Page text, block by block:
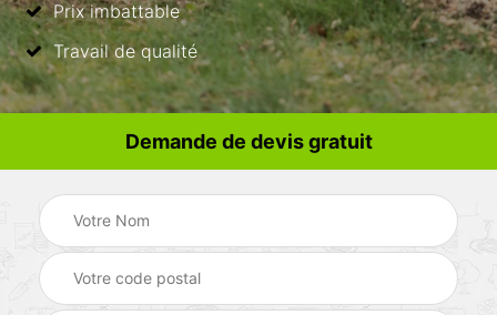
Prix imbattable
Travail de qualité
Demande de devis gratuit